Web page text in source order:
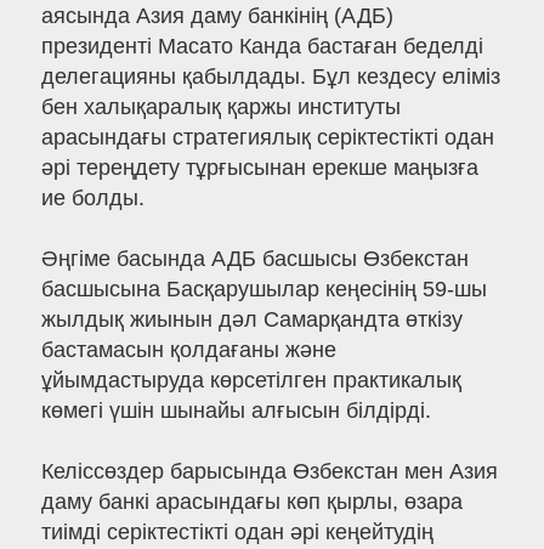
аясында Азия даму банкінің (АДБ)
президенті Масато Канда бастаған беделді
делегацияны қабылдады. Бұл кездесу еліміз
бен халықаралық қаржы институты
арасындағы стратегиялық серіктестікті одан
әрі тереңдету тұрғысынан ерекше маңызға
ие болды.
Әңгіме басында АДБ басшысы Өзбекстан
басшысына Басқарушылар кеңесінің 59-шы
жылдық жиынын дәл Самарқандта өткізу
бастамасын қолдағаны және
ұйымдастыруда көрсетілген практикалық
көмегі үшін шынайы алғысын білдірді.
Келіссөздер барысында Өзбекстан мен Азия
даму банкі арасындағы көп қырлы, өзара
тиімді серіктестікті одан әрі кеңейтудің